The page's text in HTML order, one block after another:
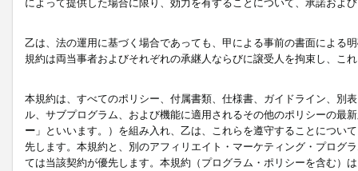
によって提供した場合に限り、効力を有することについて、承諾およ
乙は、法の運用に基づく場合であっても、甲による事前の書面による
規約は両当事者およびそれぞれの承継人ならびに譲受人を拘束し、こ
本規約は、すべてのポリシー、付属書類、仕様書、ガイドライン、別
ル、サブプログラム、および機能に適用されるその他のポリシーの最
ー 」といいます。）を組み入れ、乙は、これらを遵守することにつ
先します。本規約と、別のアフィリエイト・マーケティング・プログ
ては当該契約が優先します。本規約（プログラム・ポリシーを含む）